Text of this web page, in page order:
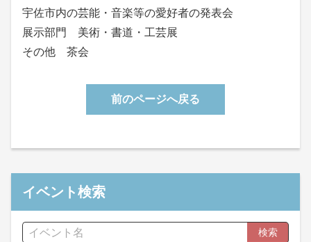
宇佐市内の芸能・音楽等の愛好者の発表会
展示部門 美術・書道・工芸展
その他 茶会
前のページへ戻る
イベント検索
検索